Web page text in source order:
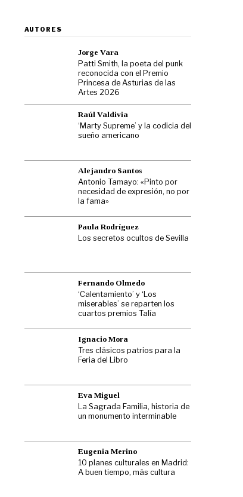
AUTORES
Jorge Vara
Patti Smith, la poeta del punk
reconocida con el Premio
Princesa de Asturias de las
Artes 2026
Raúl Valdivia
‘Marty Supreme’ y la codicia del
sueño americano
Alejandro Santos
Antonio Tamayo: «Pinto por
necesidad de expresión, no por
la fama»
Paula Rodríguez
Los secretos ocultos de Sevilla
Fernando Olmedo
‘Calentamiento’ y ‘Los
miserables’ se reparten los
cuartos premios Talía
Ignacio Mora
Tres clásicos patrios para la
Feria del Libro
Eva Miguel
La Sagrada Familia, historia de
un monumento interminable
Eugenia Merino
10 planes culturales en Madrid:
A buen tiempo, más cultura